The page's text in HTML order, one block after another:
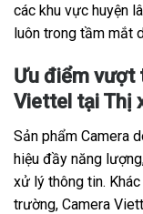
các khu vực huyện
luôn trong tầm mắt
Ưu điểm vượt
Viettel tại Thị
Sản phẩm Camera
hiệu đầy năng
xử lý thông tin.
trường, Camera